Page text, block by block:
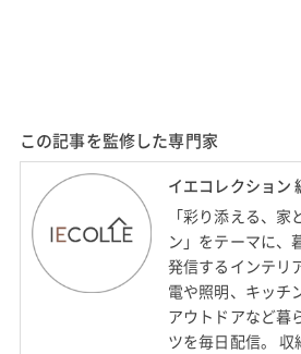
この記事を監修した専門家
イエコレクション
「彩り添える、
ン」をテーマに、
発信するインテリ
電や照明、キッチ
アウトドアなど暮
ツを毎日配信。